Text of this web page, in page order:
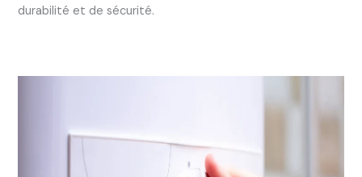
durabilité et de sécurité.